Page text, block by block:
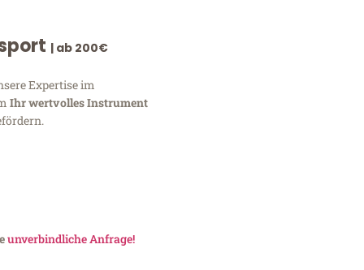
| ab 200€
Expertise im
Ihr wertvolles Instrument
unverbindliche Anfrage!